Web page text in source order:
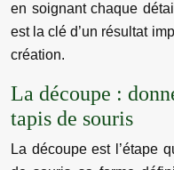
en soignant chaque
est la clé d’un résultat
création.
La découpe :
tapis de souris
La découpe est l’étape